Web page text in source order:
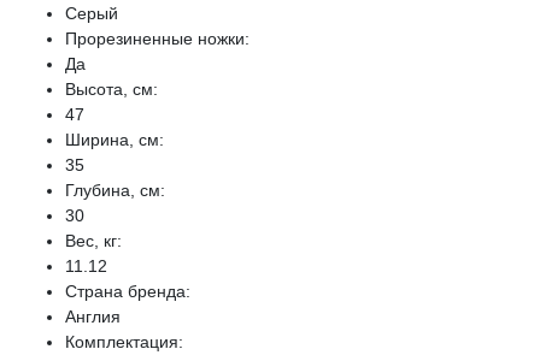
Серый
Прорезиненные ножки:
Да
Высота, см:
47
Ширина, см:
35
Глубина, см:
30
Вес, кг:
11.12
Страна бренда:
Англия
Комплектация: